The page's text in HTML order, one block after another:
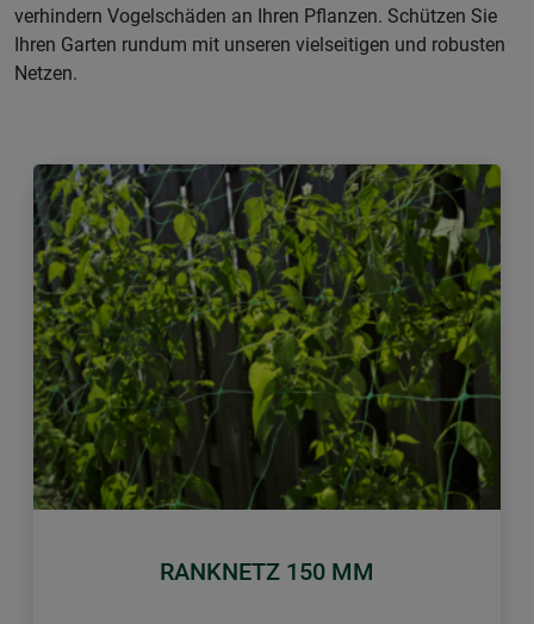
verhindern Vogelschäden an Ihren Pflanzen. Schützen Sie
Ihren Garten rundum mit unseren vielseitigen und robusten
Netzen.
RANKNETZ 150 MM
Zurück Weiter